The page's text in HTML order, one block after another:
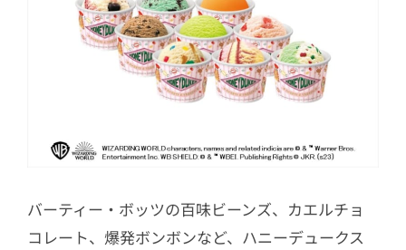
バーティー・ボッツの百味ビーンズ、カエルチョ
コレート、爆発ボンボンなど、ハニーデュークス